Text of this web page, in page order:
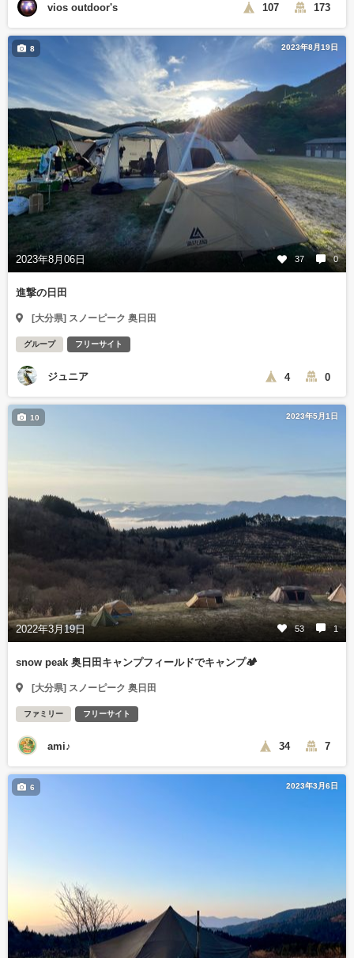
vios outdoor's 107 173
2023年8月19日
2023年8月06日 37 0
8
進撃の日田
[大分県] スノーピーク 奥日田
グループ フリーサイト
ジュニア 4 0
2023年5月1日
2022年3月19日 53 1
10
snow peak 奥日田キャンプフィールドでキャンプ🏕️
[大分県] スノーピーク 奥日田
ファミリー フリーサイト
ami♪ 34 7
2023年3月6日
6